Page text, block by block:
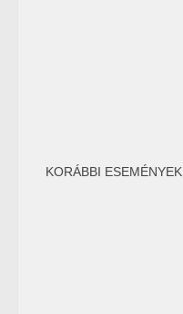
KORÁBBI ESEMÉNYEK